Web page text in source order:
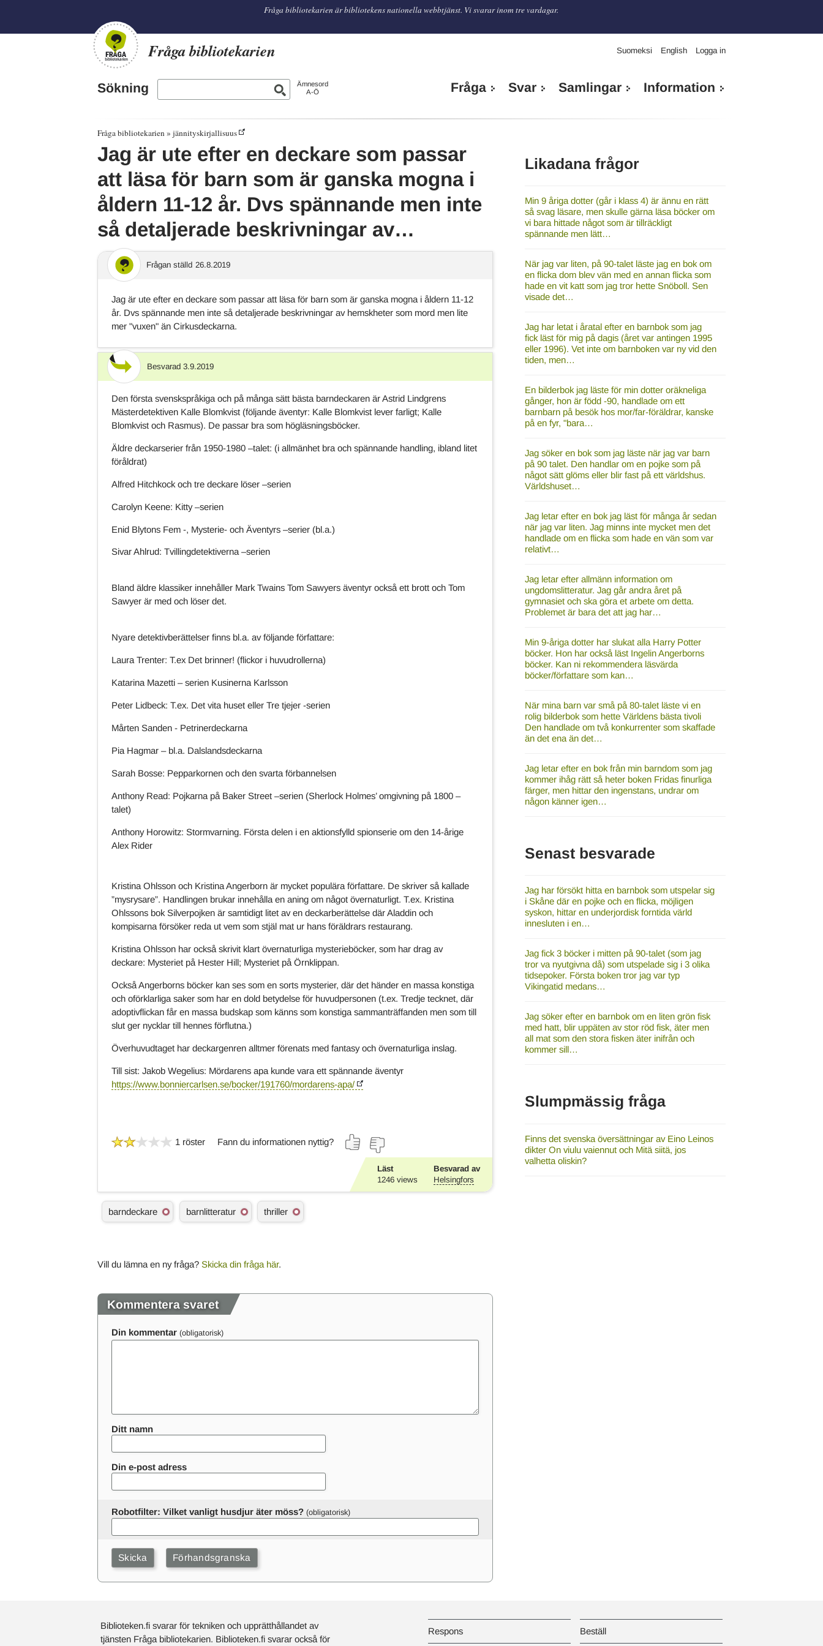
Fråga bibliotekarien är bibliotekens nationella webbtjänst. Vi svarar inom tre vardagar.
Fråga bibliotekarien Suomeksi English Logga in
Sökning
Ämnesord
A-Ö
Fråga Svar Samlingar Information
Fråga bibliotekarien jännityskirjallisuus
Jag är ute efter en deckare som passar
att läsa för barn som är ganska mogna i
åldern 11-12 år. Dvs spännande men inte
så detaljerade beskrivningar av…
Frågan ställd 26.8.2019
Jag är ute efter en deckare som passar att läsa för barn som är ganska mogna i åldern 11-12
år. Dvs spännande men inte så detaljerade beskrivningar av hemskheter som mord men lite
mer "vuxen" än Cirkusdeckarna.
Svar Besvarad 3.9.2019
Den första svenskspråkiga och på många sätt bästa barndeckaren är Astrid Lindgrens
Mästerdetektiven Kalle Blomkvist (följande äventyr: Kalle Blomkvist lever farligt; Kalle
Blomkvist och Rasmus). De passar bra som högläsningsböcker.
Äldre deckarserier från 1950-1980 –talet: (i allmänhet bra och spännande handling, ibland litet
föråldrat)
Alfred Hitchkock och tre deckare löser –serien
Carolyn Keene: Kitty –serien
Enid Blytons Fem -, Mysterie- och Äventyrs –serier (bl.a.)
Sivar Ahlrud: Tvillingdetektiverna –serien
Bland äldre klassiker innehåller Mark Twains Tom Sawyers äventyr också ett brott och Tom
Sawyer är med och löser det.
Nyare detektivberättelser finns bl.a. av följande författare:
Laura Trenter: T.ex Det brinner! (flickor i huvudrollerna)
Katarina Mazetti – serien Kusinerna Karlsson
Peter Lidbeck: T.ex. Det vita huset eller Tre tjejer -serien
Mårten Sanden - Petrinerdeckarna
Pia Hagmar – bl.a. Dalslandsdeckarna
Sarah Bosse: Pepparkornen och den svarta förbannelsen
Anthony Read: Pojkarna på Baker Street –serien (Sherlock Holmes’ omgivning på 1800 –
talet)
Anthony Horowitz: Stormvarning. Första delen i en aktionsfylld spionserie om den 14-årige
Alex Rider
Kristina Ohlsson och Kristina Angerborn är mycket populära författare. De skriver så kallade
”mysrysare”. Handlingen brukar innehålla en aning om något övernaturligt. T.ex. Kristina
Ohlssons bok Silverpojken är samtidigt litet av en deckarberättelse där Aladdin och
kompisarna försöker reda ut vem som stjäl mat ur hans föräldrars restaurang.
Kristina Ohlsson har också skrivit klart övernaturliga mysterieböcker, som har drag av
deckare: Mysteriet på Hester Hill; Mysteriet på Örnklippan.
Också Angerborns böcker kan ses som en sorts mysterier, där det händer en massa konstiga
och oförklarliga saker som har en dold betydelse för huvudpersonen (t.ex. Tredje tecknet, där
adoptivflickan får en massa budskap som känns som konstiga sammanträffanden men som till
slut ger nycklar till hennes förflutna.)
Överhuvudtaget har deckargenren alltmer förenats med fantasy och övernaturliga inslag.
Till sist: Jakob Wegelius: Mördarens apa kunde vara ett spännande äventyr
https://www.bonniercarlsen.se/bocker/191760/mordarens-apa/
1 röster Fann du informationen nyttig?
Läst
1246views
Besvarad av
Helsingfors
Ä
m
o
barndeckare barnlitteratur thriller
Vill du lämna en ny fråga? Skicka din fråga här.
Kommentera svaret
Din kommentar
Ditt namn
Din e-post adress
Robotfilter: Vilket vanligt husdjur äter möss?
Likadana frågor
Min 9 åriga dotter (går i klass 4) är ännu en rätt
så svag läsare, men skulle gärna läsa böcker om
vi bara hittade något som är tillräckligt
spännande men lätt…
När jag var liten, på 90-talet läste jag en bok om
en flicka dom blev vän med en annan flicka som
hade en vit katt som jag tror hette Snöboll. Sen
visade det…
Jag har letat i åratal efter en barnbok som jag
fick läst för mig på dagis (året var antingen 1995
eller 1996). Vet inte om barnboken var ny vid den
tiden, men…
En bilderbok jag läste för min dotter oräkneliga
gånger, hon är född -90, handlade om ett
barnbarn på besök hos mor/far-föräldrar, kanske
på en fyr, "bara…
Jag söker en bok som jag läste när jag var barn
på 90 talet. Den handlar om en pojke som på
något sätt glöms eller blir fast på ett världshus.
Världshuset…
Jag letar efter en bok jag läst för många år sedan
när jag var liten. Jag minns inte mycket men det
handlade om en flicka som hade en vän som var
relativt…
Jag letar efter allmänn information om
ungdomslitteratur. Jag går andra året på
gymnasiet och ska göra et arbete om detta.
Problemet är bara det att jag har…
Min 9-åriga dotter har slukat alla Harry Potter
böcker. Hon har också läst Ingelin Angerborns
böcker. Kan ni rekommendera läsvärda
böcker/författare som kan…
När mina barn var små på 80-talet läste vi en
rolig bilderbok som hette Världens bästa tivoli
Den handlade om två konkurrenter som skaffade
än det ena än det…
Jag letar efter en bok från min barndom som jag
kommer ihåg rätt så heter boken Fridas finurliga
färger, men hittar den ingenstans, undrar om
någon känner igen…
Senast besvarade
Jag har försökt hitta en barnbok som utspelar sig
i Skåne där en pojke och en flicka, möjligen
syskon, hittar en underjordisk forntida värld
innesluten i en…
Jag fick 3 böcker i mitten på 90-talet (som jag
tror va nyutgivna då) som utspelade sig i 3 olika
tidsepoker. Första boken tror jag var typ
Vikingatid medans…
Jag söker efter en barnbok om en liten grön fisk
med hatt, blir uppäten av stor röd fisk, äter men
all mat som den stora fisken äter inifrån och
kommer sill…
Slumpmässig fråga
Finns det svenska översättningar av Eino Leinos
dikter On viulu vaiennut och Mitä siitä, jos
valhetta oliskin?
Biblioteken.fi svarar för tekniken och upprätthållandet av
tjänsten Fråga bibliotekarien. Biblioteken.fi svarar också för
Respons Beställ